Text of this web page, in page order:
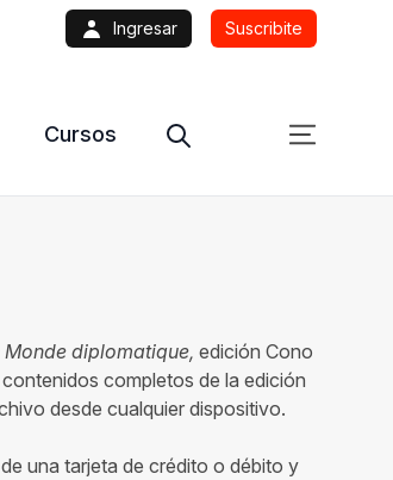
Ingresar Suscribite
Cursos
Monde diplomatique, edición Cono
completos de la edición
desde cualquier dispositivo.
una tarjeta de crédito o débito y